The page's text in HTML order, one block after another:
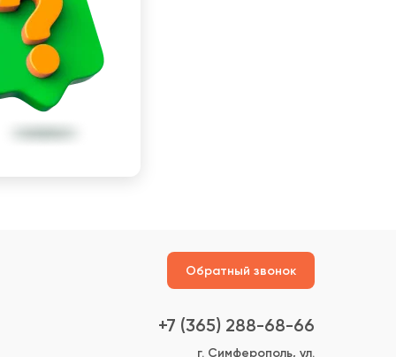
Обратный звонок
+7 (365) 288-68-66
г. Симферополь, ул.